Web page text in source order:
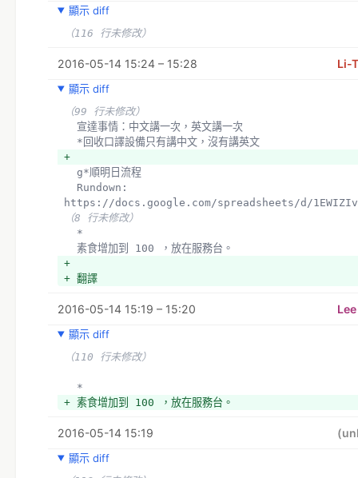
顯示 diff
（116 行未修改）
2016-05-14 15:24 – 15:28 Li-
顯示 diff
（99 行未修改）
  宣達事情：中文講一次，英文講一次
  *回收口譯設備只有講中文，沒有講英文
+
  g*順明日流程
https://docs.google.com/spreadsheets/d/
（8 行未修改）
  *
  素食增加到 100 ，放在服務台。
+
+ 翻譯
2016-05-14 15:19 – 15:20 Lee
顯示 diff
（110 行未修改）
  *
+ 素食增加到 100 ，放在服務台。
2016-05-14 15:19
顯示 diff